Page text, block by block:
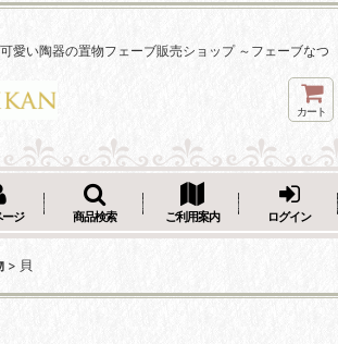
愛い陶器の置物フェーブ販売ショップ ～フェーブなつ
カート
ージ 商品検索 ご利用案内 ログイン
> 貝